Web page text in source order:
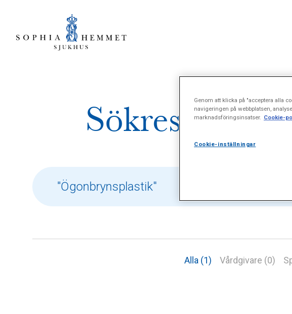
Sökresultat
Alla (1) Vårdgivare (0)
Genom att klicka på "acceptera alla
navigeringen på webbplatsen,
marknadsföringsinsatser. Cookie-
Cookie-inställningar